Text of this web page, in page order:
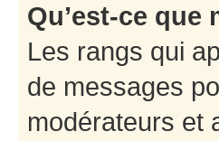
Qu’est-ce
Les rangs qui
de messages
modérateurs et